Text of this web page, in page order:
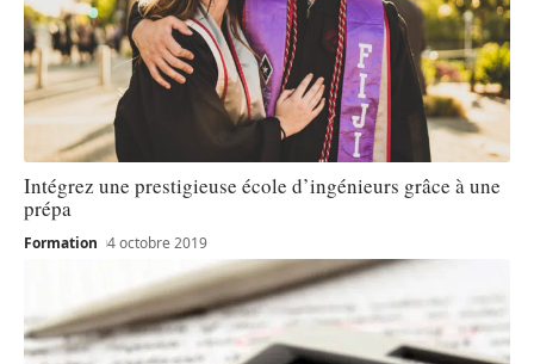
Intégrez une prestigieuse école d’ingénieurs grâce à une
prépa
Formation 4 octobre 2019